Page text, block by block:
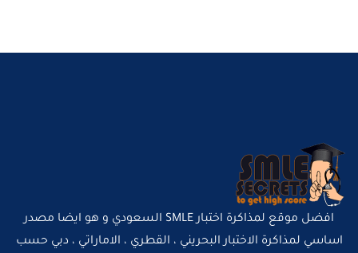
افضل موقع لمذاكرة اختبار SMLE السعودي و هو ايضا مصدر
اساسي لمذاكرة الاختبار البحريني ، القطري ، الاماراتي ، دبي حسب